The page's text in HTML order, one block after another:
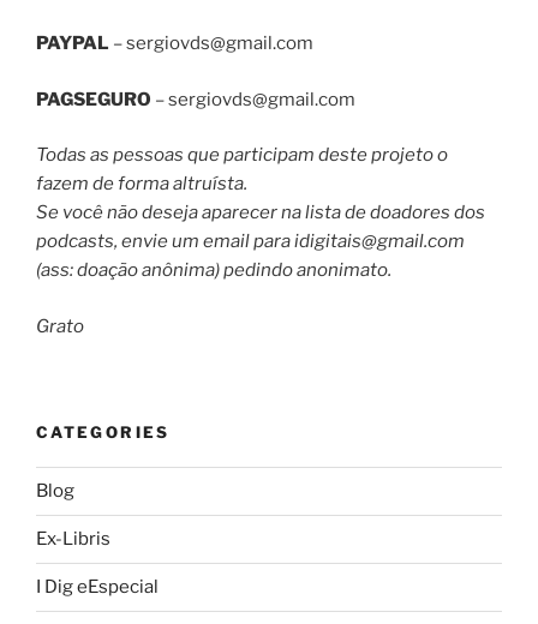
PAYPAL –sergiovds@gmail.com
PAGSEGURO –sergiovds@gmail.com
Todas as pessoas que participam deste projeto o
fazem de forma altruísta.
Se você não deseja aparecer na lista de doadores dos
podcasts, envie um email paraidigitais@gmail.com
(ass: doação anônima) pedindo anonimato.
Grato
CATEGORIES
Blog
Ex-Libris
I Dig eEspecial